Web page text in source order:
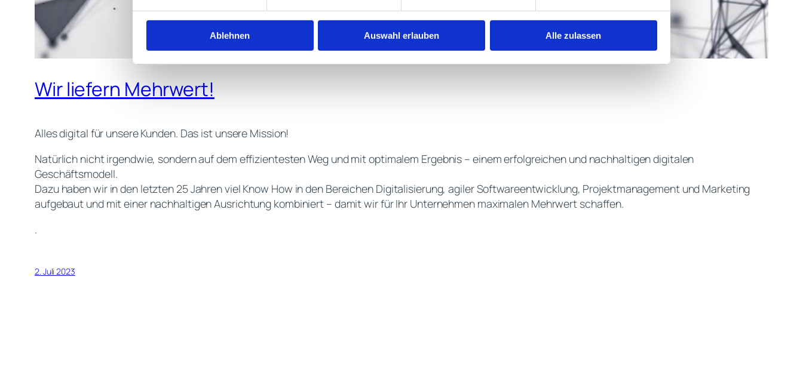
Ablehnen Auswahl erlauben Alle zulassen
Wir liefern Mehrwert!
Alles digital für unsere Kunden. Das ist unsere Mission!
Natürlich nicht irgendwie, sondern auf dem effizientesten Weg und mit optimalem Ergebnis – einem erfolgreichen und nachhaltigen digitalen
Geschäftsmodell.
Dazu haben wir in den letzten 25 Jahren viel Know How in den Bereichen Digitalisierung, agiler Softwareentwicklung, Projektmanagement und Marketing
aufgebaut und mit einer nachhaltigen Ausrichtung kombiniert – damit wir für Ihr Unternehmen maximalen Mehrwert schaffen.
.
2. Juli 2023